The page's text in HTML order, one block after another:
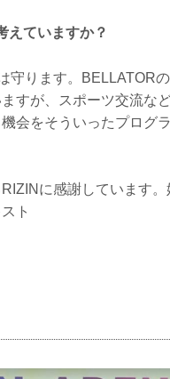
ていますか？
守ります。BELLATOR
すが、スポーツ交流な
会をそういったプログ
に感謝しています。
ト